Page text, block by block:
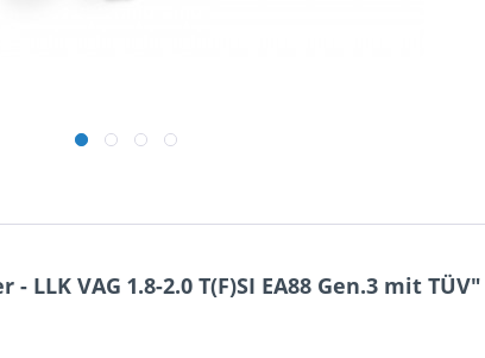
LLK VAG 1.8-2.0 T(F)SI EA88 Gen.3 mit TÜV"